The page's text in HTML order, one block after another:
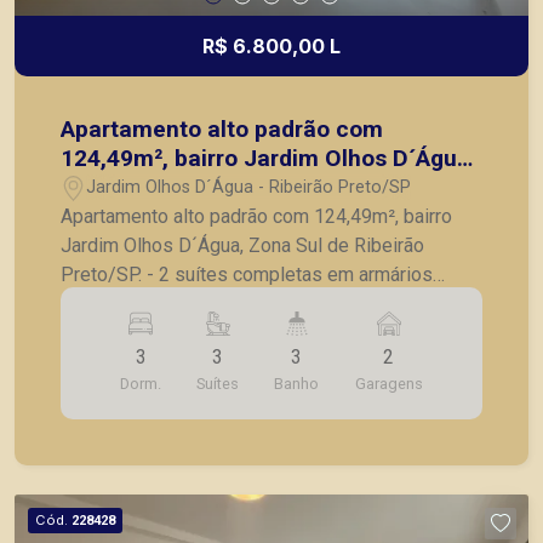
R$ 6.800,00 L
Apartamento alto padrão com
124,49m², bairro Jardim Olhos D´Água,
Zona Sul de Ribeirão Preto/SP.
Jardim Olhos D´Água - Ribeirão Preto/SP
Apartamento alto padrão com 124,49m², bairro
Jardim Olhos D´Água, Zona Sul de Ribeirão
Preto/SP. - 2 suítes completas em armários
planejados; - Lavabo; - Sala para 2 ambientes
com painel planejado; - Varanda gourmet com
churrasqueira e planejados; - Cozinha com
armários planejados, cooktop e depurador; -
Lavanderia planejada; - 2 vagas de garagem.
casas e apartamentos próximos a mercados,
farmácias, escolas, além de pontos comerciais
3
Dorm.
3
Suítes
3
Banho
2
Garagens
Cód. 228428